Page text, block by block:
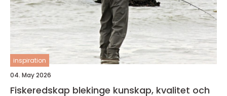
inspiration
04. May 2026
Fiskeredskap blekinge kunskap, kvalitet och